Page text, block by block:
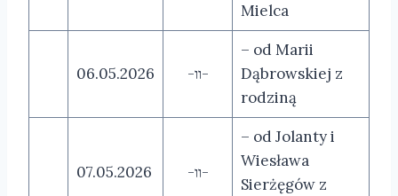
Mielca
06.05.2026 -װ-
– od Marii
Dąbrowskiej z
rodziną
07.05.2026 -װ-
– od Jolanty i
Wiesława
Sierżęgów z